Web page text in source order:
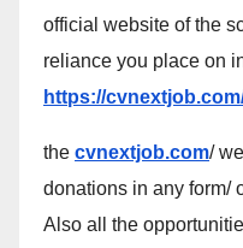
official website of the
reliance you place on
https://
the cvnextjob.com/
donations in any form/
Also all the